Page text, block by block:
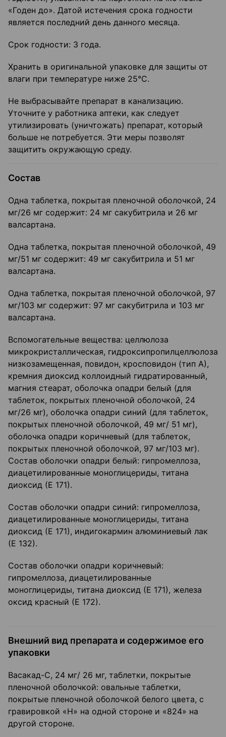
«Годен до». Датой истечения срока годности
является последний день данного месяца.
Срок годности: 3 года.
Хранить в оригинальной упаковке для защиты от
влаги при температуре ниже 25°С.
Не выбрасывайте препарат в канализацию.
Уточните у работника аптеки, как следует
утилизировать (уничтожать) препарат, который
больше не потребуется. Эти меры позволят
защитить окружающую среду.
Состав
Одна таблетка, покрытая пленочной оболочкой, 24
мг/26 мг содержит: 24 мг сакубитрила и 26 мг
валсартана.
Одна таблетка, покрытая пленочной оболочкой, 49
мг/51 мг содержит: 49 мг сакубитрила и 51 мг
валсартана.
Одна таблетка, покрытая пленочной оболочкой, 97
мг/103 мг содержит: 97 мг сакубитрила и 103 мг
валсартана.
Вспомогательные вещества: целлюлоза
микрокристаллическая, гидроксипропилцеллюлоза
низкозамещенная, повидон, кросповидон (тип А),
кремния диоксид коллоидный гидратированный,
магния стеарат, оболочка опадри белый (для
таблеток, покрытых пленочной оболочкой, 24
мг/26 мг), оболочка опадри синий (для таблеток,
покрытых пленочной оболочкой, 49 мг/ 51 мг),
оболочка опадри коричневый (для таблеток,
покрытых пленочной оболочкой, 97 мг/103 мг).
Состав оболочки опадри белый: гипромеллоза,
диацетилированные моноглицериды, титана
диоксид (Е 171).
Состав оболочки опадри синий: гипромеллоза,
диацетилированные моноглицериды, титана
диоксид (Е 171), индигокармин алюминиевый лак
(Е 132).
Состав оболочки опадри коричневый:
гипромеллоза, диацетилированные
моноглицериды, титана диоксид (Е 171), железа
оксид красный (Е 172).
Внешний вид препарата и содержимое его
упаковки
Васакад-С, 24 мг/ 26 мг, таблетки, покрытые
пленочной оболочкой: овальные таблетки,
покрытые пленочной оболочкой белого цвета, с
гравировкой «Н» на одной стороне и «824» на
другой стороне.